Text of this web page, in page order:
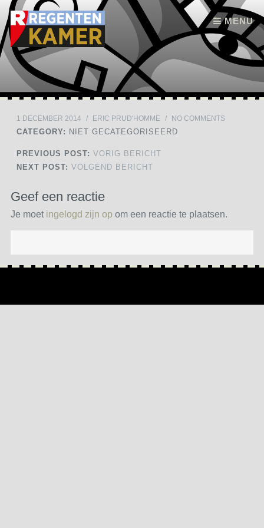
MENU
Skip to content
1 DECEMBER 2014 / ERIC PRUD'HOMME / NO COMMENTS
CATEGORY: NIET GECATEGORISEERD
PREVIOUS POST: VORIG BERICHT
NEXT POST: VOLGEND BERICHT
Geef een reactie
Je moet ingelogd zijn op om een reactie te plaatsen.